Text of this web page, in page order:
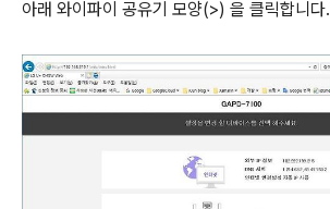
아래 와이파이 공유기 모양(>) 을 클릭합니다.